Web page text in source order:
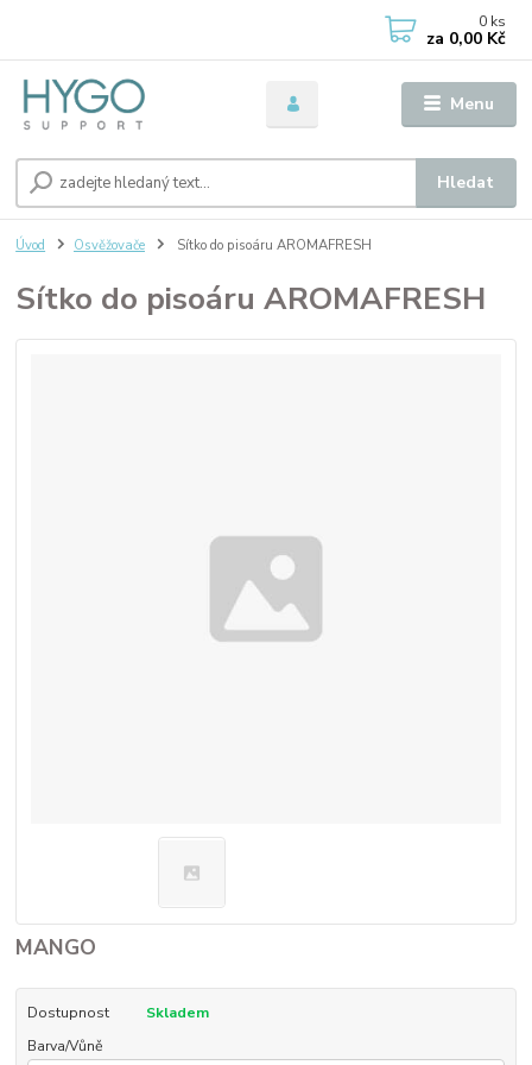
Menu
Hledat
0 ks
za 0,00 Kč
Úvod Osvěžovače Sítko do pisoáru AROMAFRESH
Sítko do pisoáru AROMAFRESH
MANGO
Dostupnost
Skladem
Barva/Vůně